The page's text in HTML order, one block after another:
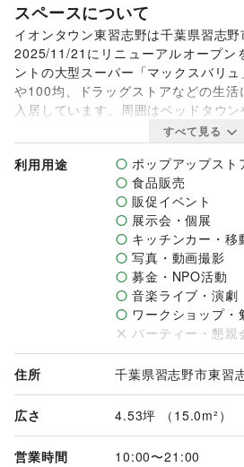
スペースについて
イオンタウン東習志野は千葉県習志野
2025/11/21にリニューアルオープン
ントの大型スーパー「マックスバリ
や100均、ドラッグストアなどの生
入居しています。周囲はベッドタウ
おり、日常使いで多くの方にご来館い
本スペースは、マックスバリュ側出
をご利用いただけます。来館者の多
め、キッチンカー出店に最適です。
まずは一度、お気軽にお問い合わせく
すべて見る
利用用途
ポップアップスト
食品販売
販促イベント
展示会・個展
キッチンカー・移
写真・動画撮影
募金・NPO活動
音楽ライブ・演劇
ワークショップ・
パーティー・懇親
住所 千葉県習志野市東習
広さ 4.53坪 （15.0m²）
営業時間 10:00〜21:00